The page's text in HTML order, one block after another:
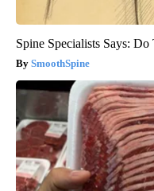
Spine Specialists Says:
SmoothSpine